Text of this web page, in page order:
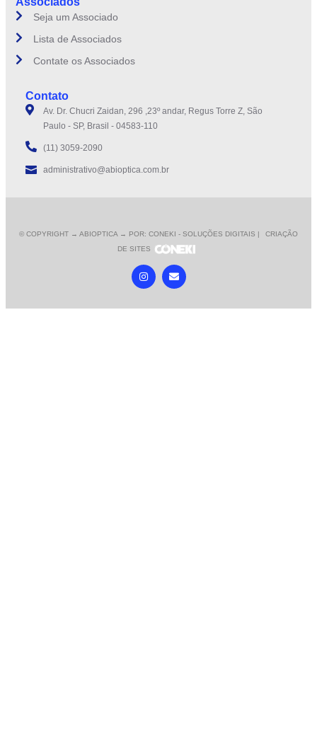
Seja um Associado
Lista de Associados
Contate os Associados
Contato
Av. Dr. Chucri Zaidan, 296 ,23º andar, Regus Torre Z, São
Paulo - SP, Brasil - 04583-110
(11) 3059-2090
administrativo@abioptica.com.br
© COPYRIGHT → ABIOPTICA → POR: CONEKI - SOLUÇÕES DIGITAIS |
CRIAÇÃO
DE SITES